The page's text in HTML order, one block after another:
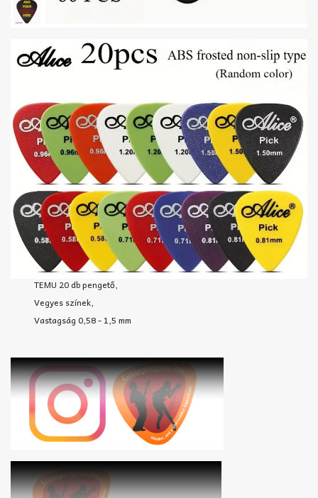
TEMU 20 db pengető,
Vegyes színek,
Vastagság 0,58 - 1,5 mm